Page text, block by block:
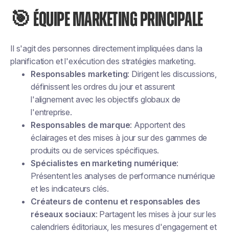
🎯 ÉQUIPE MARKETING PRINCIPALE
Il s'agit des personnes directement impliquées dans la
planification et l'exécution des stratégies marketing.
Responsables marketing: Dirigent les discussions,
définissent les ordres du jour et assurent
l'alignement avec les objectifs globaux de
l'entreprise.
Responsables de marque: Apportent des
éclairages et des mises à jour sur des gammes de
produits ou de services spécifiques.
Spécialistes en marketing numérique:
Présentent les analyses de performance numérique
et les indicateurs clés.
Créateurs de contenu et responsables des
réseaux sociaux: Partagent les mises à jour sur les
calendriers éditoriaux, les mesures d'engagement et